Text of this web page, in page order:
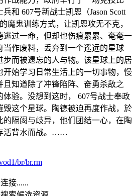
和 607号新战士凯恩（Jason Scott
魔鬼训练方式，让凯恩攻无不克，
逃过一命，但却也伤痕累累、奄奄一
当作废料，丢弃到一个遥远的星球
步而被遗忘的人与物。该星球上的居
开始学习日常生活上的一切事物，慢
知道除了冲锋陷阵、奋勇杀敌之
验。没想到这时， 607号战士奉政
毁这个星球。陶德被迫再度作战，於
的隔阂与歧异，他们团结一心，在陶
活背水而战。……
br/br.rm
接......